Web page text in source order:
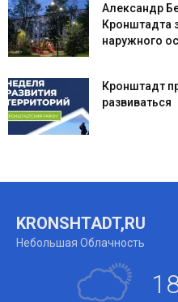
Александр
Кронштадта
наружного
Кронштадт
развиваться
KRONSHTADT,RU
Небольшая Облачность